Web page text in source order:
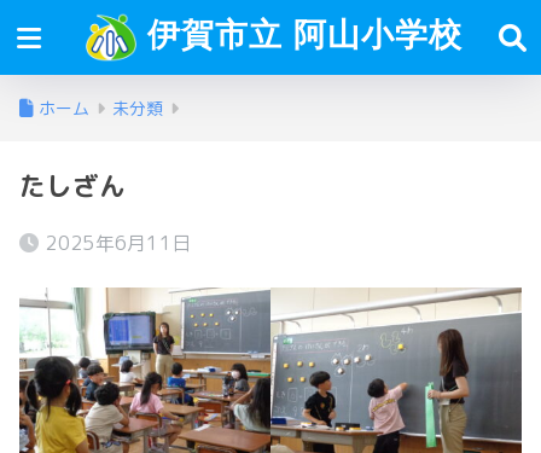
伊賀市立 阿山小学校
ホーム 未分類
たしざん
2025年6月11日